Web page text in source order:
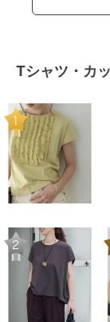
Tシャツ・カ